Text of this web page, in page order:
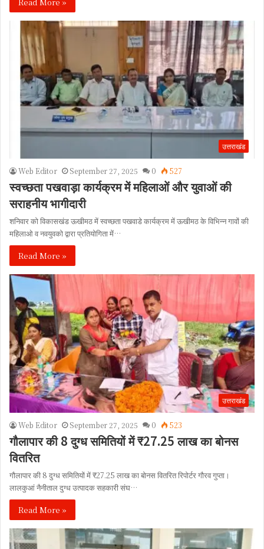
उत्तराखंड
Web Editor September 27, 2025 0 527
स्वच्छता पखवाड़ा कार्यक्रम में महिलाओं और युवाओं की
सराहनीय भागीदारी
शनिवार को विकासखंड ऊखीमठ में स्वच्छता पखवाडे कार्यक्रम में ऊखीमठ के विभिन्न गावों की
महिलाओ व नवयुवको द्वारा प्रतियोगिता में…
Read More »
उत्तराखंड
Web Editor September 27, 2025 0 523
गौलापार की 8 दुग्ध समितियों में ₹27.25 लाख का बोनस
वितरित
गौलापार की 8 दुग्ध समितियों में ₹27.25 लाख का बोनस वितरित रिपोर्टर गौरव गुप्ता।
लालकुआं नैनीताल दुग्ध उत्पादक सहकारी संघ…
Read More »